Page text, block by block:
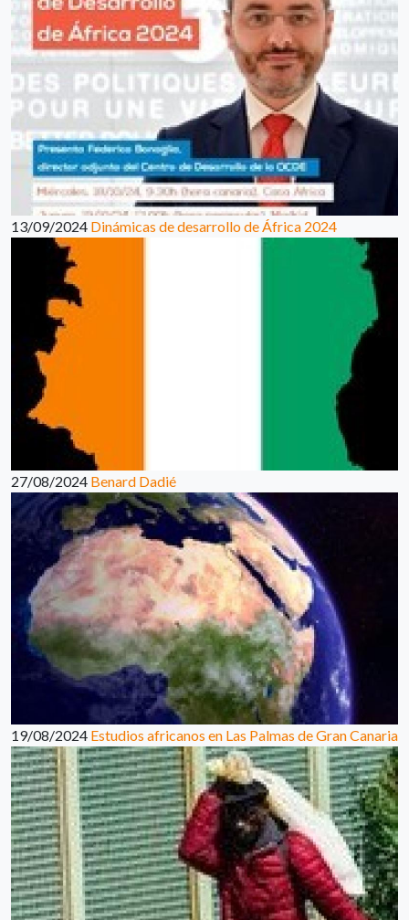
13/09/2024 Dinámicas de desarrollo de África 2024
27/08/2024 Benard Dadié
19/08/2024 Estudios africanos en Las Palmas de Gran Canaria